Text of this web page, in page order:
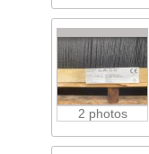
2 photos